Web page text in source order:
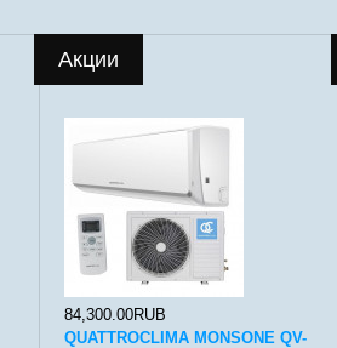
Акции
84,300.00RUB
QUATTROCLIMA MONSONE QV-